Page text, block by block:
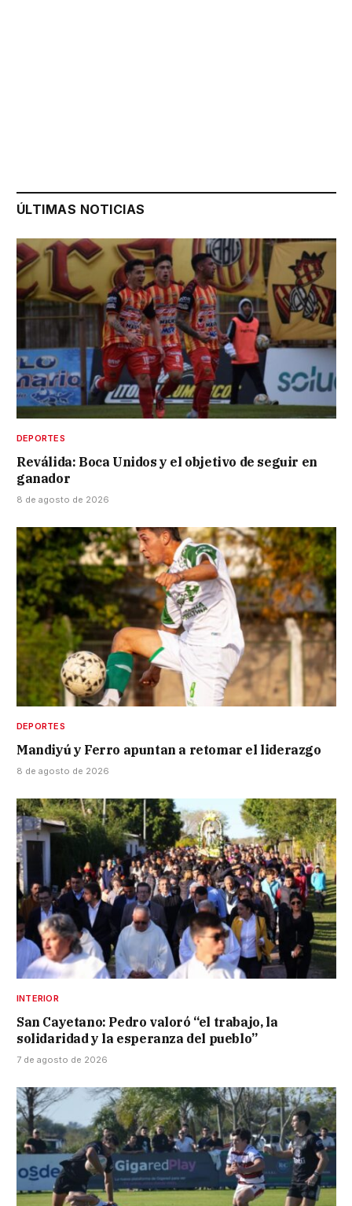
ÚLTIMAS NOTICIAS
DEPORTES
Reválida: Boca Unidos y el objetivo de seguir en
ganador
8 de agosto de 2026
DEPORTES
Mandiyú y Ferro apuntan a retomar el liderazgo
8 de agosto de 2026
INTERIOR
San Cayetano: Pedro valoró “el trabajo, la
solidaridad y la esperanza del pueblo”
7 de agosto de 2026